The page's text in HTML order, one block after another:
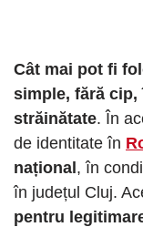
Cât mai pot fi
simple, fără
străinătate. În
de identitate în
național, în
în județul Cluj.
pentru